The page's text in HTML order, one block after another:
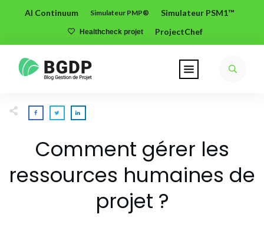
AI Continuum Simulateur PMP® Simulateur PSM1™
Healthcheck projet ProjectChef
Comment gérer les
ressources humaines de
projet ?